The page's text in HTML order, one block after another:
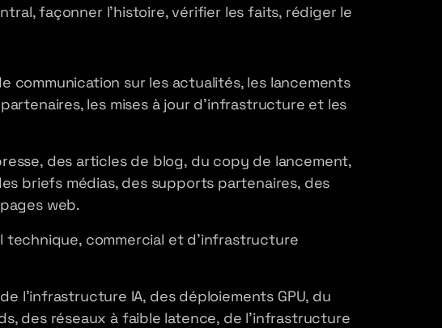
façonner l'histoire, vérifier les faits, rédiger le
communication sur les actualités, les lancements
les mises à jour d'infrastructure et les
des articles de blog, du copy de lancement,
briefs médias, des supports partenaires, des
web.
technique, commercial et d'infrastructure
l'infrastructure IA, des déploiements GPU, du
des réseaux à faible latence, de l'infrastructure